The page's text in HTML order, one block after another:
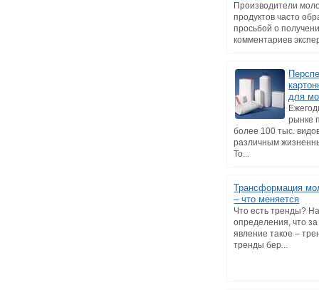
Производители
продуктов часто
просьбой о
комментариев
для
рынке
более 100 тыс.
различным
То...
Трансформация
– что меняется
Что есть тренды?
определения, что за
явление такое –
тренды бер...